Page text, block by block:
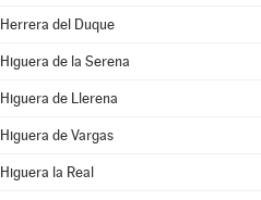
Herrera del Duque
Higuera de la Serena
Higuera de Llerena
Higuera de Vargas
Higuera la Real